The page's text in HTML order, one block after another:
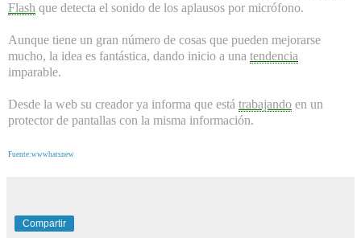
Flash que detecta el sonido de los aplausos por micrófono.
Aunque tiene un gran número de cosas que pueden mejorarse
mucho, la idea es fantástica, dando inicio a una tendencia
imparable.
Desde la web su creador ya informa que está trabajando en un
protector de pantallas con la misma información.
Fuente:wwwhatsnew
Compartir